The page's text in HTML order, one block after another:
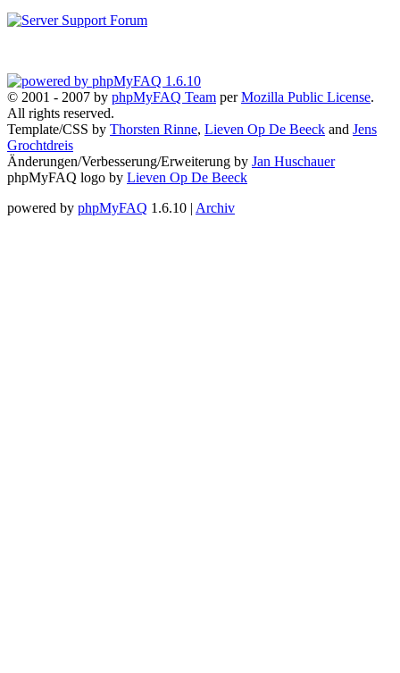
© 2001 - 2007 by phpMyFAQ Team perMozilla Public License.
All rights reserved.
Template/CSS by Thorsten Rinne, Lieven Op De Beeck and Jens
Grochtdreis
Änderungen/Verbesserung/Erweiterung by Jan Huschauer
phpMyFAQ logo by Lieven Op De Beeck
powered by phpMyFAQ 1.6.10 | Archiv